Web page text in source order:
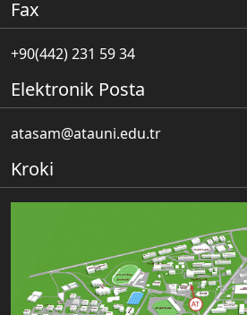
Fax
+90(442) 231 59 34
Elektronik Posta
atasam@atauni.edu.tr
Kroki